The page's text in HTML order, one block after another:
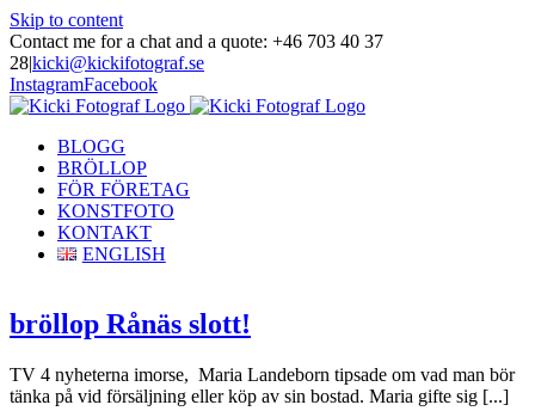
Skip to content
Contact me for a chat and a quote: +46 703 40 37
28|kicki@kickifotograf.se
InstagramFacebook
BLOGG
BRÖLLOP
FÖR FÖRETAG
KONSTFOTO
KONTAKT
ENGLISH
bröllop Rånäs slott!
TV 4 nyheterna imorse, Maria Landeborn tipsade om vad man bör
tänka på vid försäljning eller köp av sin bostad. Maria gifte sig [...]